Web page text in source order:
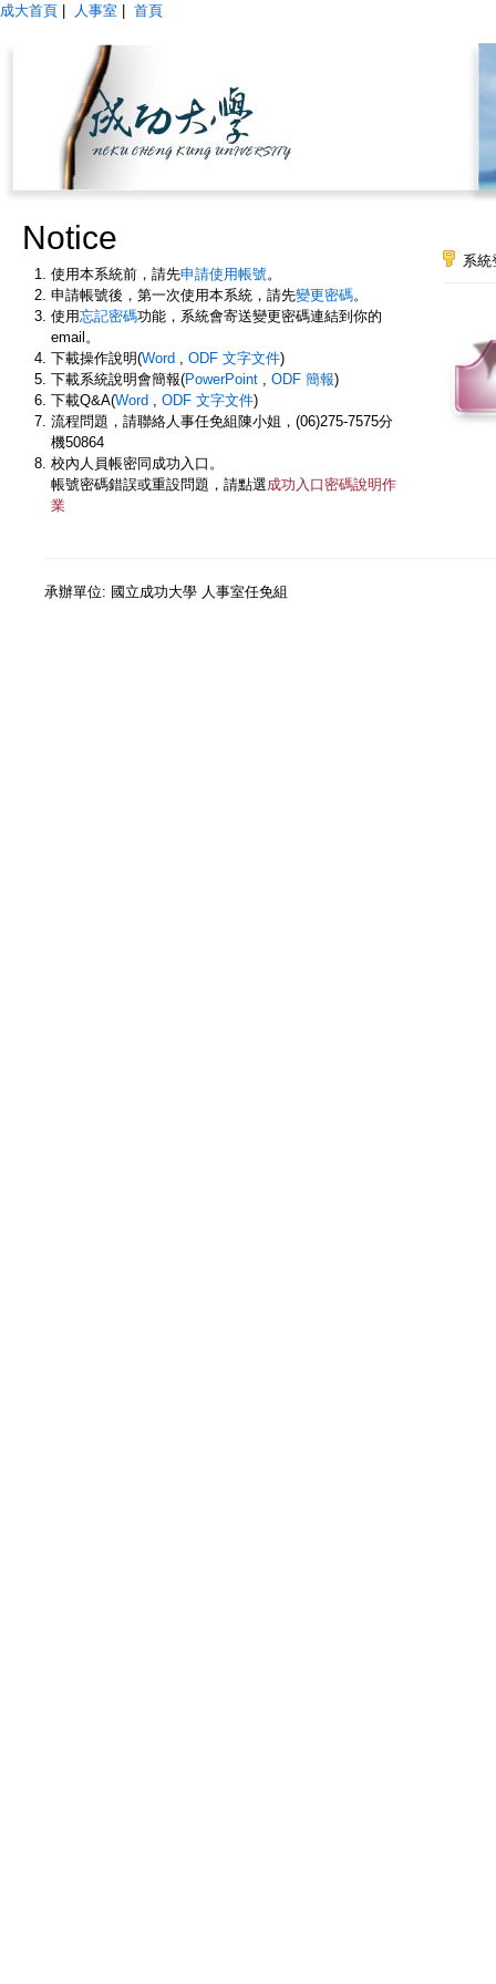
成大首頁 人事室 首頁
Notice
使用本系統前，請先申請使用帳號。
申請帳號後，第一次使用本系統，請先變更密碼。
使用忘記密碼功能，系統會寄送變更密碼連結到你的
email。
下載操作說明(Word , ODF 文字文件)
下載系統說明會簡報(PowerPoint , ODF 簡報)
下載Q&A(Word , ODF 文字文件)
流程問題，請聯絡人事任免組陳小姐，(06)275-7575分
機50864
校內人員帳密同成功入口。
帳號密碼錯誤或重設問題，請點選成功入口密碼說明作
業
系統
承辦單位: 國立成功大學 人事室任免組